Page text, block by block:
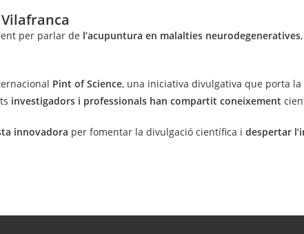
per parlar de l’acupuntura en malalties neurodegeneratives
Pint of Science, una iniciativa divulgativa que porta
investigadors i professionals han compartit coneixement
innovadora per fomentar la divulgació científica i despertar